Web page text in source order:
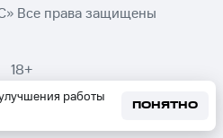
работы
ПОНЯТНО
Все права защищены
18+